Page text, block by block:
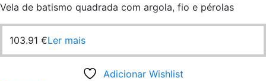
Vela de batismo quadrada com argola, fio e pérolas
103.91 €Ler mais
Adicionar Wishlist